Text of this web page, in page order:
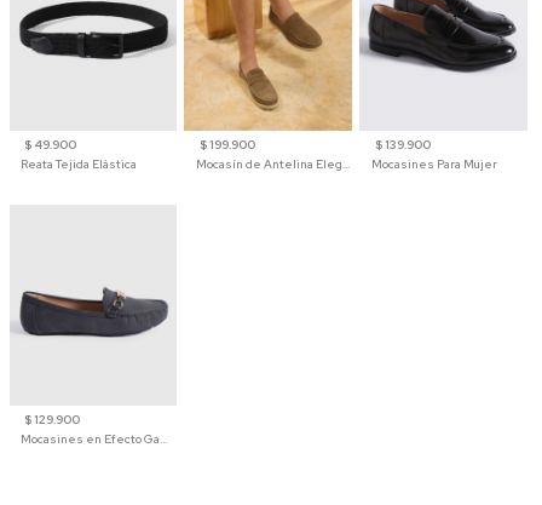
$ 49.900
Reata Tejida Elástica
$ 199.900
Mocasín de Antelina Elegante con Suela de Contraste Para Hombre
$ 139.900
Mocasines Para Mujer
$ 129.900
Mocasines en Efecto Gamuzado Para Mujer